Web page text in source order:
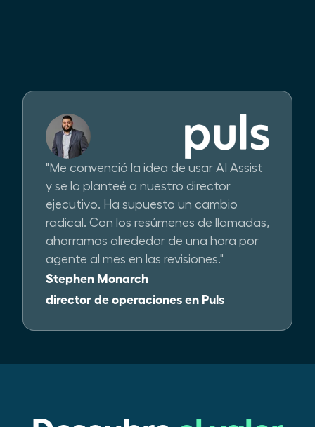
"Me convenció la idea de usar AI Assist
y se lo planteé a nuestro director
ejecutivo. Ha supuesto un cambio
radical. Con los resúmenes de llamadas,
ahorramos alrededor de una hora por
agente al mes en las revisiones."
Stephen Monarch
director de operaciones en Puls